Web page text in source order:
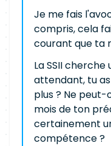
Je me fais
compris, cela
courant que ta
La SSII
attendant, tu
plus ? Ne peut-
mois de ton
certainement
compétence ?